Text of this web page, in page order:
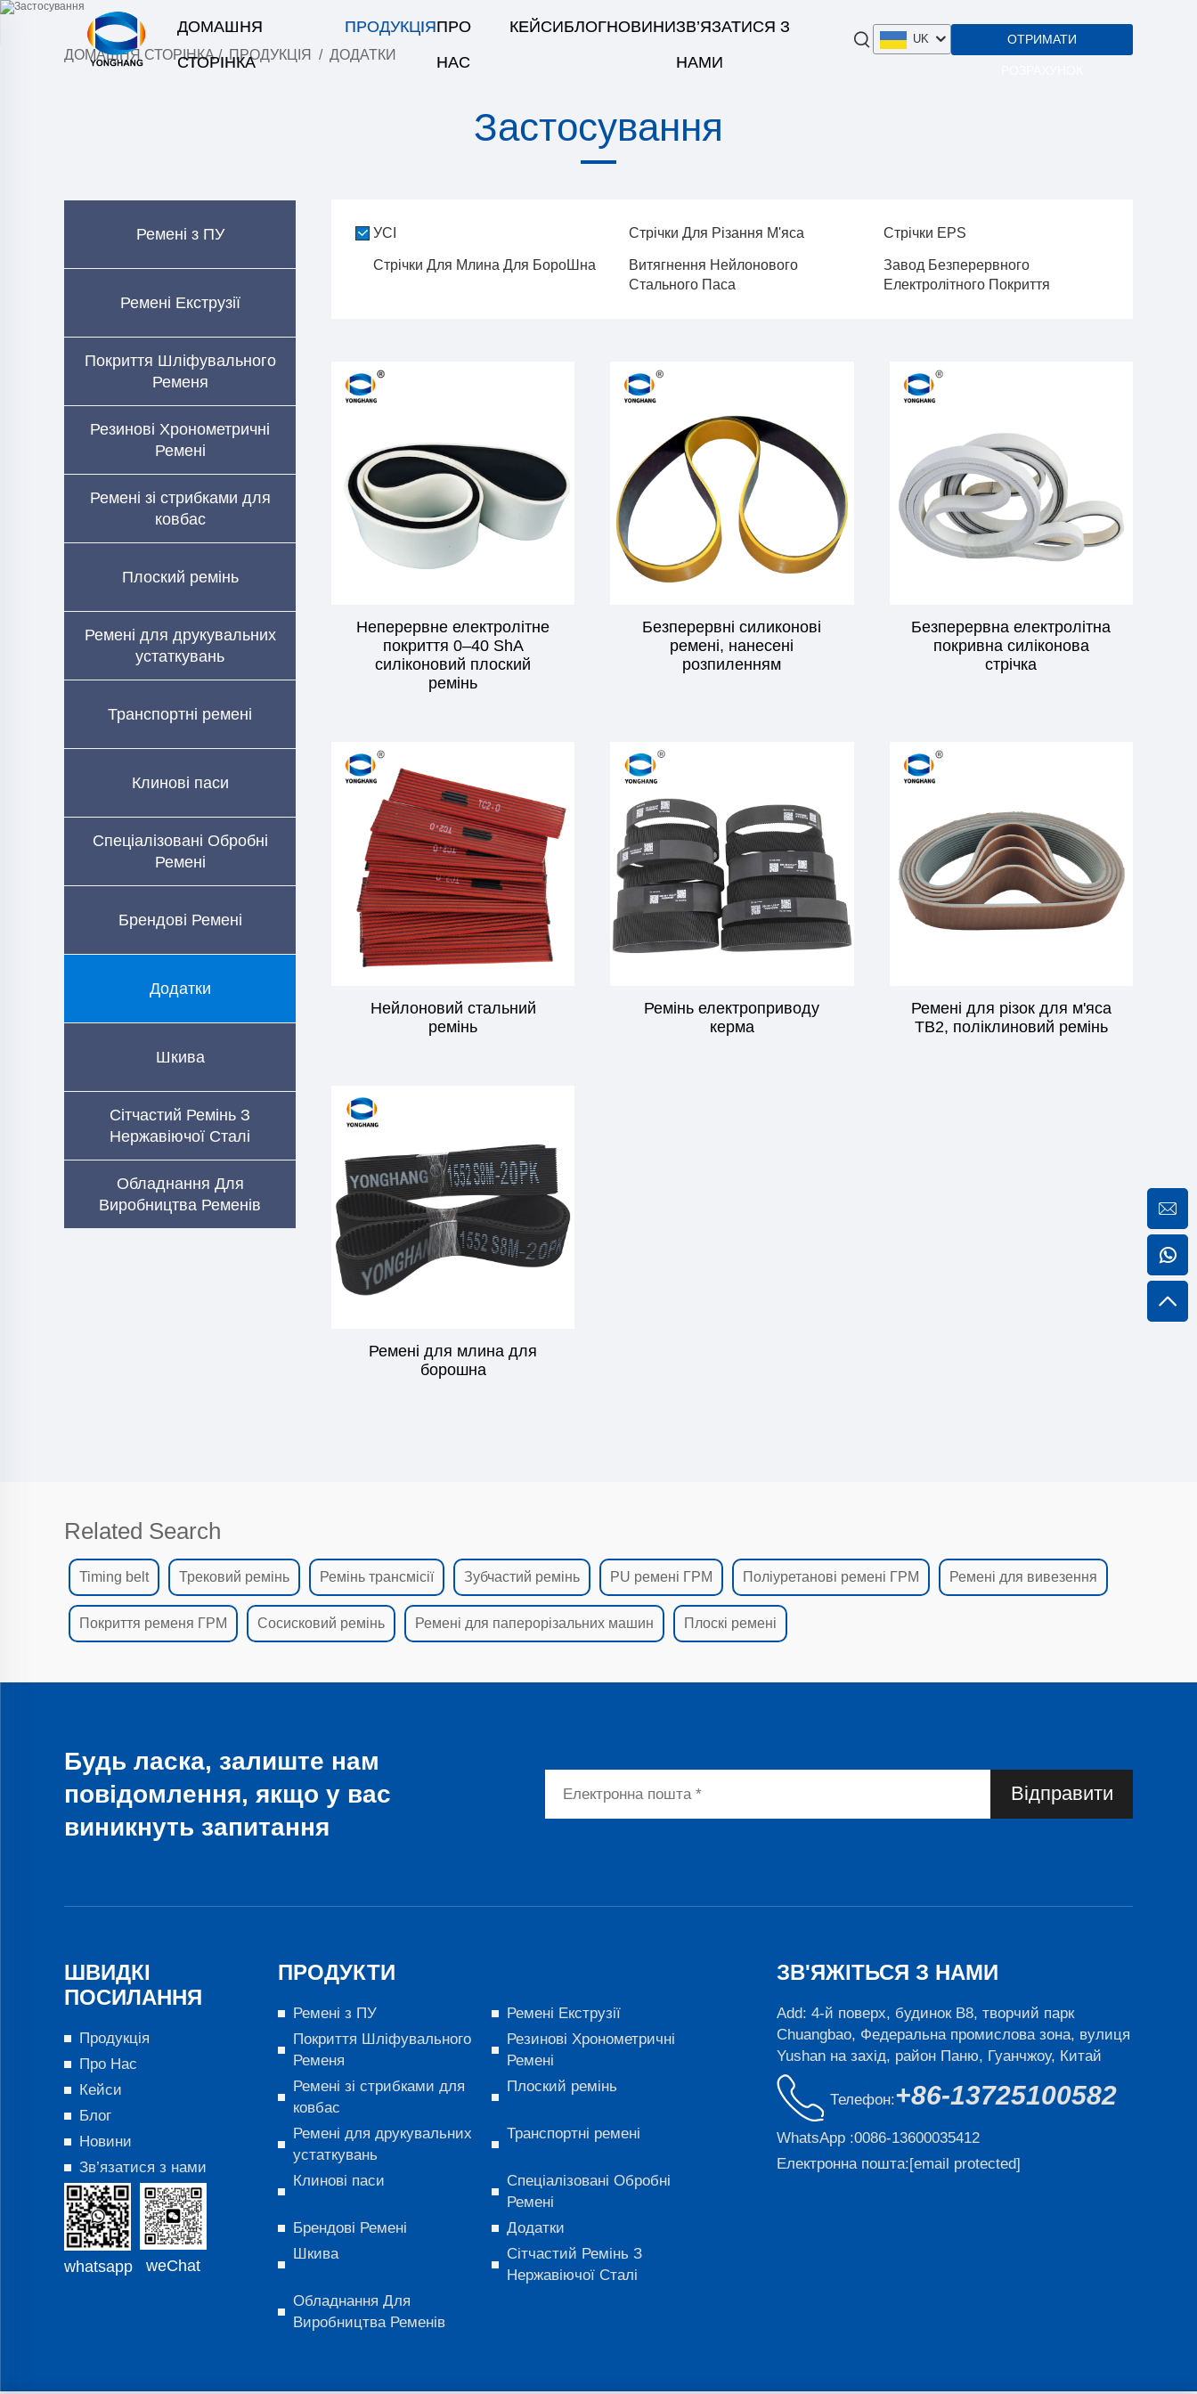
ДОМАШНЯ
СТОРІНКА
ПРОДУКЦІЯПРО
НАС
КЕЙСИБЛОГНОВИНИЗВ’ЯЗАТИСЯ З
НАМИ
UK ОТРИМАТИ
ДОМАШНЯ СТОРІНКА/ПРОДУКЦІЯ / ДОДАТКИ
Застосування
Ремені з ПУ
Ремені Екструзії
Покриття Шліфувального
Ременя
Резинові Хронометричні
Ремені
Ремені зі стрибками для
ковбас
Плоский ремінь
Ремені для друкувальних
устаткувань
Транспортні ремені
Клинові паси
Спеціалізовані Обробні
Ремені
Брендові Ремені
Додатки
Шкива
Сітчастий Ремінь З
Нержавіючої Сталі
Обладнання Для
Виробництва Ременів
УСІ Стрічки Для Різання М'яса Стрічки EPS
Стрічки Для Млина Для БороШна
Витягнення Нейлонового
Стального Паса
Завод Безперервного
Електролітного Покриття
Неперервне електролітне
покриття 0–40 ShA
силіконовий плоский
ремінь
Безперервні силиконові
ремені, нанесені
розпиленням
Безперервна електролітна
покривна силіконова
стрічка
Нейлоновий стальний
ремінь
Ремінь електроприводу
керма
Ремені для різок для м'яса
TB2, поліклиновий ремінь
Ремені для млина для
борошна
Related Search
Timing belt Трековий ремінь Ремінь трансмісії Зубчастий ремінь PU ремені ГРМ Поліуретанові ремені ГРМ Ремені для вивезення
Покриття ременя ГРМ Сосисковий ремінь Ремені для паперорізальних машин Плоскі ремені
Будь ласка, залиште нам
повідомлення, якщо у вас
виникнуть запитання
Відправити
ШВИДКІ
ПОСИЛАННЯ
Продукція
Про Нас
Кейси
Блог
Новини
Зв’язатися з нами
whatsapp weChat
ПРОДУКТИ
Ремені з ПУ
Ремені Екструзії
Покриття Шліфувального
Ременя
Резинові Хронометричні
Ремені
Ремені зі стрибками для
ковбас
Плоский ремінь
Ремені для друкувальних
устаткувань
Транспортні ремені
Клинові паси
Спеціалізовані Обробні
Ремені
Брендові Ремені
Додатки
Шкива
Сітчастий Ремінь З
Нержавіючої Сталі
Обладнання Для
Виробництва Ременів
ЗВ'ЯЖІТЬСЯ З НАМИ
Add: 4-й поверх, будинок B8, творчий парк
Chuangbao, Федеральна промислова зона, вулиця
Yushan на захід, район Паню, Гуанчжоу, Китай
Телефон:+86-13725100582
WhatsApp :0086-13600035412
Електронна пошта:[email protected]